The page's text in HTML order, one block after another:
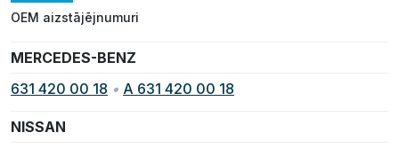
OEM aizstājējnumuri
MERCEDES-BENZ
631 420 00 18 • A 631 420 00 18
NISSAN